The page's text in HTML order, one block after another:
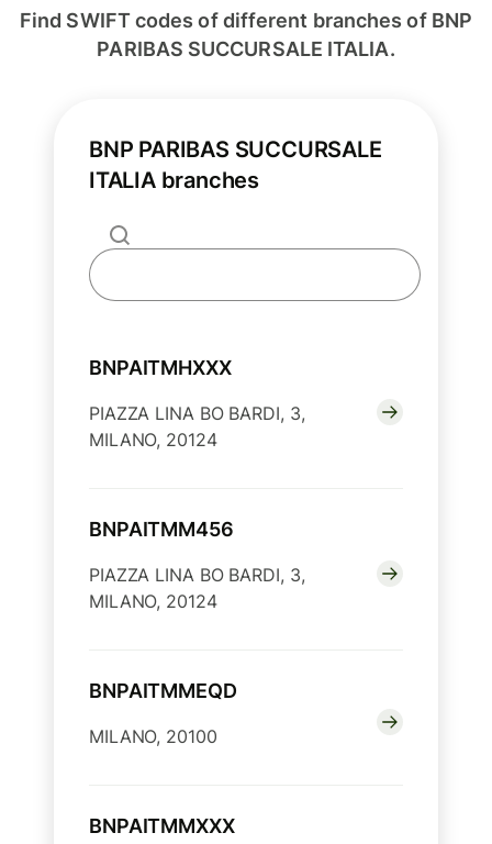
Find SWIFT codes of different branches of BNP
PARIBAS SUCCURSALE ITALIA.
BNP PARIBAS SUCCURSALE
ITALIA branches
BNPAITMHXXX
PIAZZA LINA BO BARDI, 3,
MILANO, 20124
BNPAITMM456
PIAZZA LINA BO BARDI, 3,
MILANO, 20124
BNPAITMMEQD
MILANO, 20100
BNPAITMMXXX